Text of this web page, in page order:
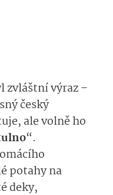
zvláštní výraz –
český
ale volně ho
“.
potahy na
deky,